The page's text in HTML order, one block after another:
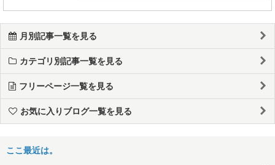
月別記事一覧を見る
カテゴリ別記事一覧を見る
フリーページ一覧を見る
お気に入りブログ一覧を見る
ここ最近は。